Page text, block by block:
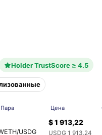
Holder TrustScore ≥ 4.5
Пара Цена
USDG
$ 1 913,22
USDG 1 913,24